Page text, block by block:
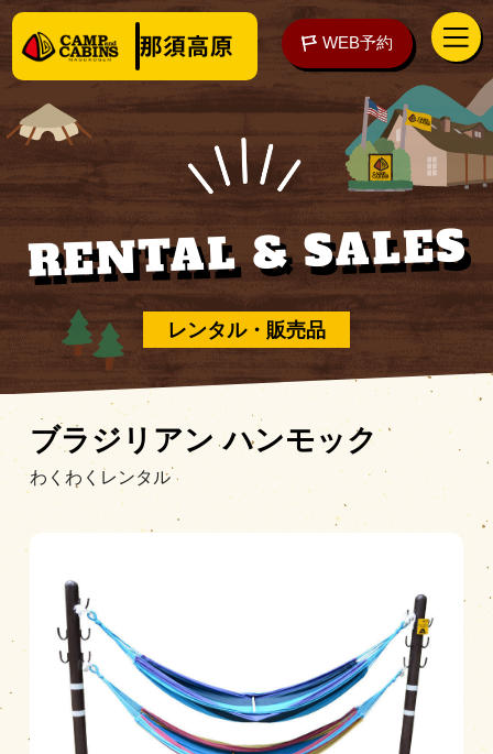
WEB予約
泊まる
楽しむ
ご予約の前に
アクセス WEB予約
営業時間 お知らせ
レンタル・販売品
RENTAL & SALES
ブラジリアン ハンモック
わくわくレンタル